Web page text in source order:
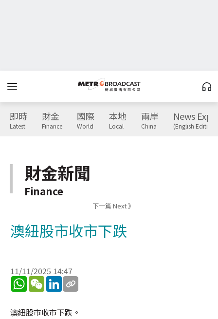
即時
Latest
財金
Finance
國際
World
本地
Local
兩岸
China
News
(English Edition)
財金新聞
Finance
下一篇 Next 》
澳紐股市收市下跌
11/11/2025 14:47
WhatsApp
WeChatLinkedIn
澳紐股市收市下跌。